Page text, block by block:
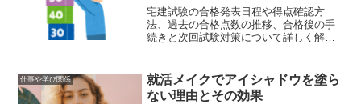
宅建試験の合格発表日程や得点確認方
法、過去の合格点数の推移、合格後の手
続きと次回試験対策について詳しく解
んでいきましょう。
仕事や学び関係
就活メイクでアイシャドウを塗ら
ない理由とその効果